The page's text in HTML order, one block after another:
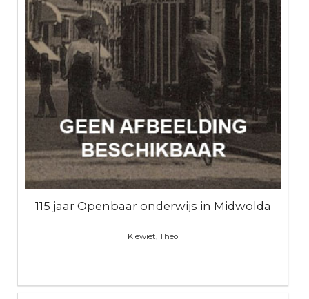
115 jaar Openbaar onderwijs in Midwolda
Kiewiet, Theo